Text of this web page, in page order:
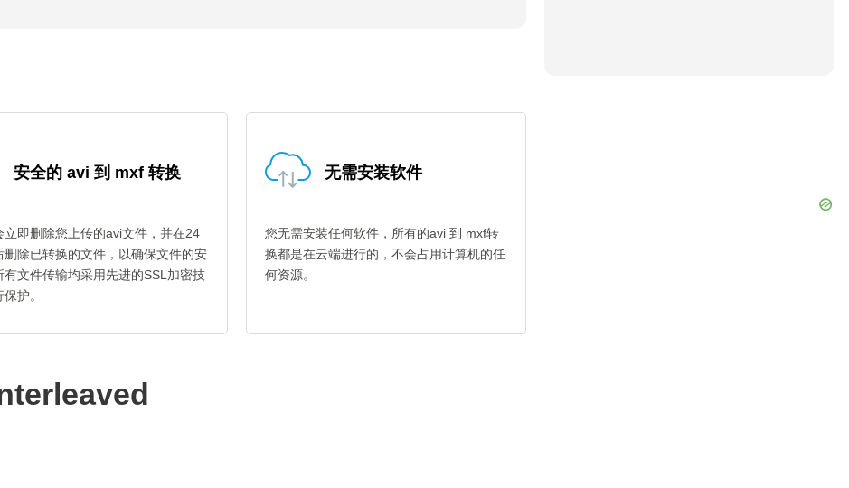
安全的 avi 到 mxf 转换
立即删除您上传的avi文件，并在24
删除已转换的文件，以确保文件的安
有文件传输均采用先进的SSL加密技
护。
无需安装软件
您无需安装任何软件，所有的avi 到 mxf转
换都是在云端进行的，不会占用计算机的任
何资源。